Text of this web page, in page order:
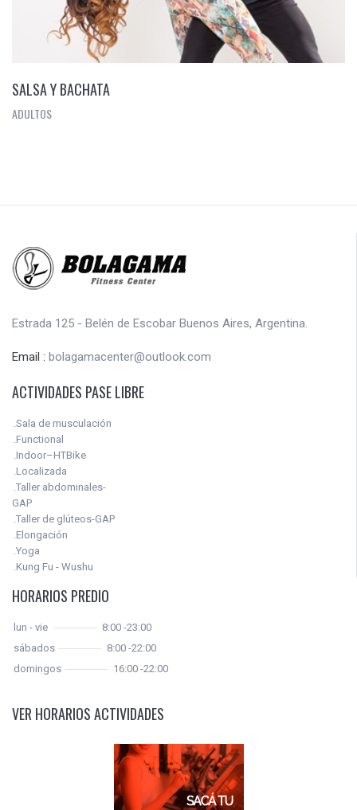
SALSA Y BACHATA
ADULTOS
Estrada 125 - Belén de Escobar Buenos Aires, Argentina.
Email : bolagamacenter@outlook.com
ACTIVIDADES PASE LIBRE
.Sala de musculación
.Functional
.Indoor–HTBike
.Localizada
.Taller abdominales-
GAP
.Taller de glúteos-GAP
.Elongación
.Yoga
.Kung Fu - Wushu
HORARIOS PREDIO
lun - vie
8:00 -23:00
sábados
8:00 -22:00
domingos
16:00 -22:00
VER HORARIOS ACTIVIDADES